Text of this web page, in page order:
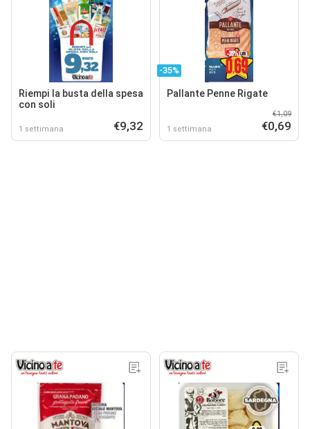
Riempi la busta della spesa
con soli
1 settimana €9,32
-35%
Pallante Penne Rigate
1 settimana
€1,09
€0,69